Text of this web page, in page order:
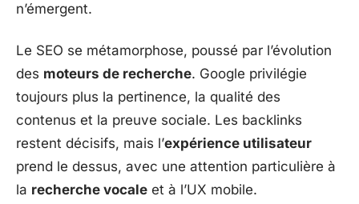
n’émergent.
Le SEO se métamorphose, poussé par l’évolution
des moteurs de recherche. Google privilégie
toujours plus la pertinence, la qualité des
contenus et la preuve sociale. Les backlinks
restent décisifs, mais l’expérience utilisateur
prend le dessus, avec une attention particulière à
la recherche vocale et à l’UX mobile.